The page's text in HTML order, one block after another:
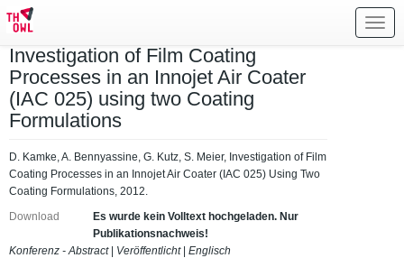
Investigation of Film Coating
Processes in an Innojet Air Coater
(IAC 025) using two Coating
Formulations
D. Kamke, A. Bennyassine, G. Kutz, S. Meier, Investigation of Film
Coating Processes in an Innojet Air Coater (IAC 025) Using Two
Coating Formulations, 2012.
Download
Es wurde kein Volltext hochgeladen. Nur
Publikationsnachweis!
Konferenz - Abstract| Veröffentlicht| Englisch